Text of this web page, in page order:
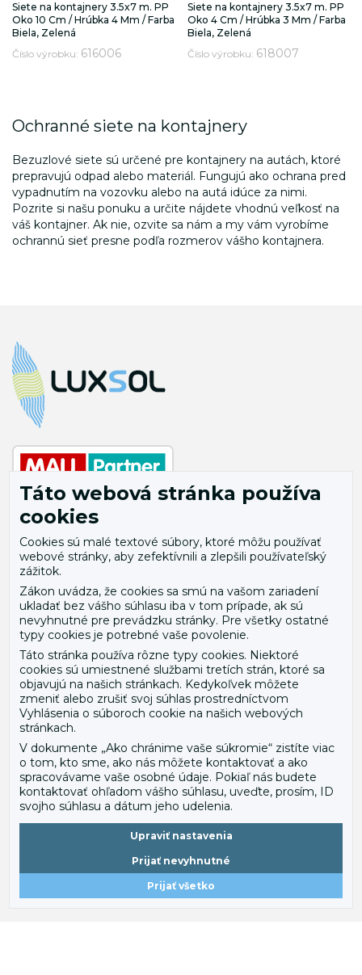
Siete na kontajnery 3.5x7 m. PP
Oko 10 Cm / Hrúbka 4 Mm / Farba
Biela, Zelená
Číslo výrobku: 616006
Siete na kontajnery 3.5x7 m. PP
Oko 4 Cm / Hrúbka 3 Mm / Farba
Biela, Zelená
Číslo výrobku: 618007
Ochranné siete na kontajnery
Bezuzlové siete sú určené pre kontajnery na autách, ktoré
prepravujú odpad alebo materiál. Fungujú ako ochrana pred
vypadnutím na vozovku alebo na autá idúce za nimi.
Pozrite si našu ponuku a určite nájdete vhodnú veľkosť na
váš kontajner. Ak nie, ozvite sa nám a my vám vyrobíme
ochrannú sieť presne podľa rozmerov vášho kontajnera.
Úvod
O nás
Novinky
Doprava a platba
Montáž
Kontakt
Blog
Obchodné podmienky
Politika ochrany
osobných údajov
Veľkoobchod so sieťami
Najcastejsie otazky
+421 944-627-014
office@luxsol.sk
Račianska 66, Bratislava, 831 02, Slovenská
republika
Táto webová stránka používa
cookies
Cookies sú malé textové súbory, ktoré môžu používať
webové stránky, aby zefektívnili a zlepšili používateľský
zážitok.
Zákon uvádza, že cookies sa smú na vašom zariadení
ukladať bez vášho súhlasu iba v tom prípade, ak sú
nevyhnutné pre prevádzku stránky. Pre všetky ostatné
typy cookies je potrebné vaše povolenie.
Táto stránka používa rôzne typy cookies. Niektoré
cookies sú umiestnené službami tretích strán, ktoré sa
objavujú na našich stránkach. Kedykoľvek môžete
zmeniť alebo zrušiť svoj súhlas prostredníctvom
Vyhlásenia o súboroch cookie na našich webových
stránkach.
V dokumente „Ako chránime vaše súkromie“ zistíte viac
o tom, kto sme, ako nás môžete kontaktovať a ako
spracovávame vaše osobné údaje. Pokiaľ nás budete
kontaktovať ohľadom vášho súhlasu, uveďte, prosím, ID
svojho súhlasu a dátum jeho udelenia.
Upraviť nastavenia
Prijať nevyhnutné
Prijať všetko
Uložiť iba vybrané cookies
Prijať nevyhnutné
Prijať všetko